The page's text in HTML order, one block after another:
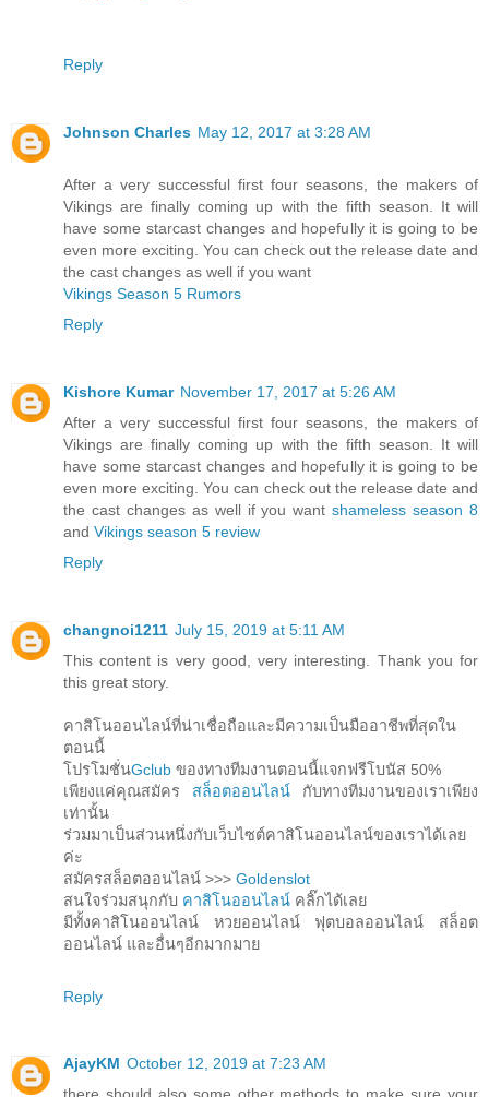
Reply
Johnson Charles May 12, 2017 at 3:28 AM
After a very successful first four seasons, the makers of
Vikings are finally coming up with the fifth season. It will
have some starcast changes and hopefully it is going to be
even more exciting. You can check out the release date and
the cast changes as well if you want
Vikings Season 5 Rumors
Reply
Kishore Kumar November 17, 2017 at 5:26 AM
After a very successful first four seasons, the makers of
Vikings are finally coming up with the fifth season. It will
have some starcast changes and hopefully it is going to be
even more exciting. You can check out the release date and
the cast changes as well if you wantshameless season 8
and Vikings season 5 review
Reply
changnoi1211 July 15, 2019 at 5:11 AM
This content is very good, very interesting. Thank you for
this great story.
คาสิโนออนไลน์ที่น่าเชื่อถือและมีความเป็นมืออาชีพที่สุดใน
ตอนนี้
โปรโมชั่นGclub ของทางทีมงานตอนนี้แจกฟรีโบนัส 50%
เพียงแค่คุณสมัคร สล็อตออนไลน์ กับทางทีมงานของเราเพียง
เท่านั้น
ร่วมมาเป็นส่วนหนึ่งกับเว็บไซต์คาสิโนออนไลน์ของเราได้เลย
ค่ะ
สมัครสล็อตออนไลน์ >>> Goldenslot
สนใจร่วมสนุกกับ คาสิโนออนไลน์ คลิ๊กได้เลย
มีทั้งคาสิโนออนไลน์ หวยออนไลน์ ฟุตบอลออนไลน์ สล็อต
ออนไลน์ และอื่นๆอีกมากมาย
Reply
AjayKM October 12, 2019 at 7:23 AM